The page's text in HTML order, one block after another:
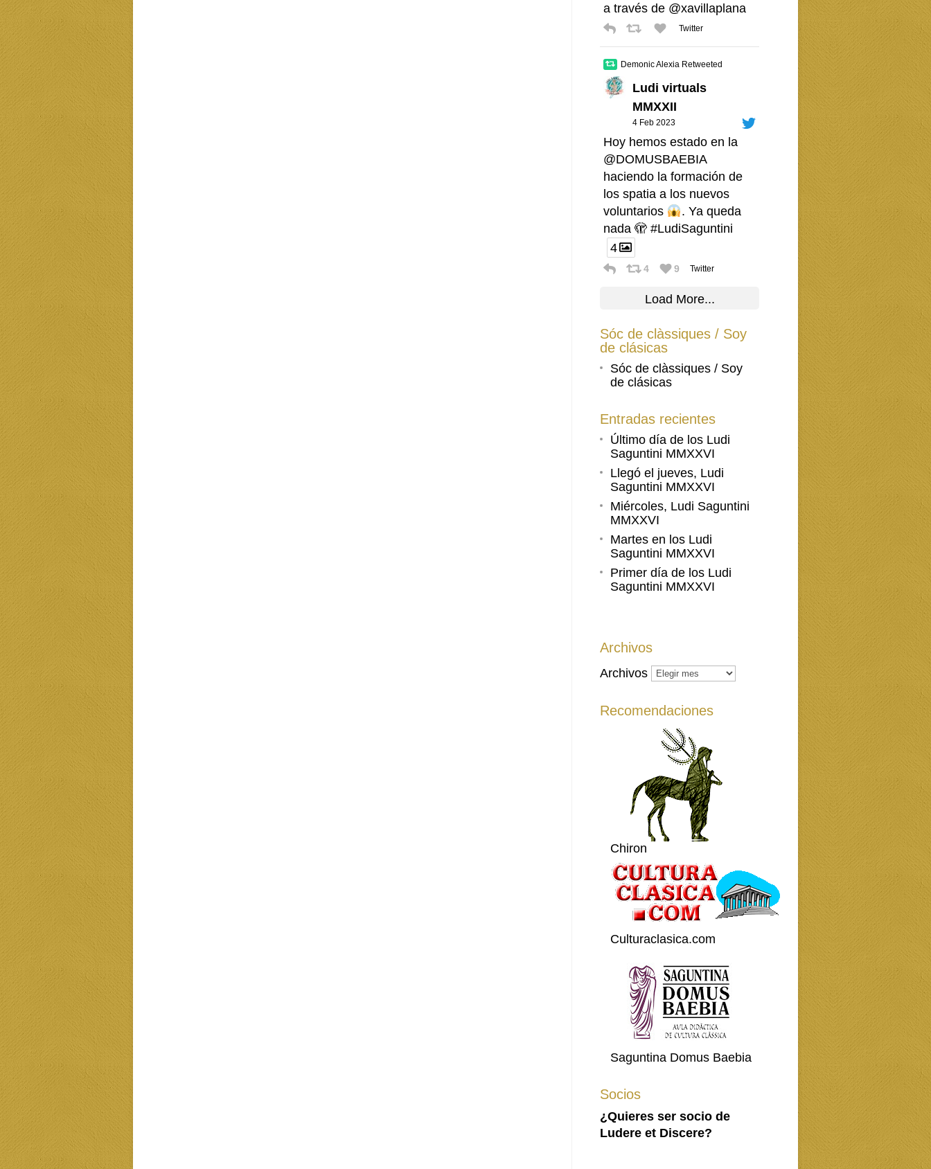
a través de @xavillaplana
Twitter
Demonic Alexia Retweeted
Ludi virtuals
MMXXII
4 Feb 2023
Hoy hemos estado en la
@DOMUSBAEBIA
haciendo la formación de
los spatia a los nuevos
voluntarios
. Ya queda
nada 🫣 #LudiSaguntini
4
4 9 Twitter
Load More...
Sóc de clàssiques / Soy
de clásicas
Sóc de clàssiques / Soy
de clásicas
Entradas recientes
Último día de los Ludi
Saguntini MMXXVI
Llegó el jueves, Ludi
Saguntini MMXXVI
Miércoles, Ludi Saguntini
MMXXVI
Martes en los Ludi
Saguntini MMXXVI
Primer día de los Ludi
Saguntini MMXXVI
Archivos
Archivos
Recomendaciones
Chiron
Culturaclasica.com
Saguntina Domus Baebia
Socios
¿Quieres ser socio de
Ludere et Discere?